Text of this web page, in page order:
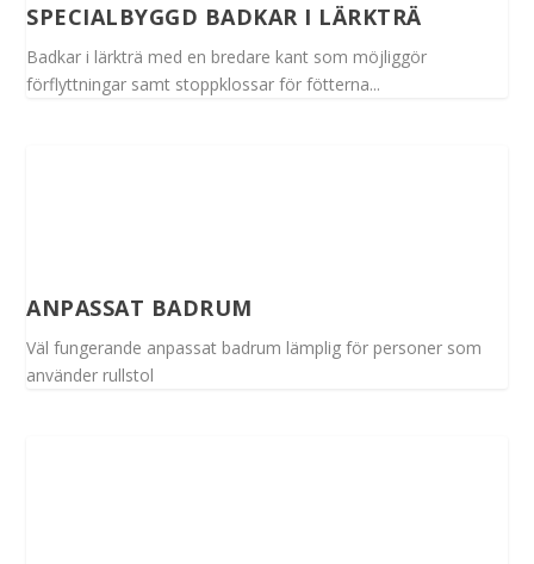
SPECIALBYGGD BADKAR I LÄRKTRÄ
Badkar i lärkträ med en bredare kant som möjliggör
förflyttningar samt stoppklossar för fötterna...
ANPASSAT BADRUM
Väl fungerande anpassat badrum lämplig för personer som
använder rullstol